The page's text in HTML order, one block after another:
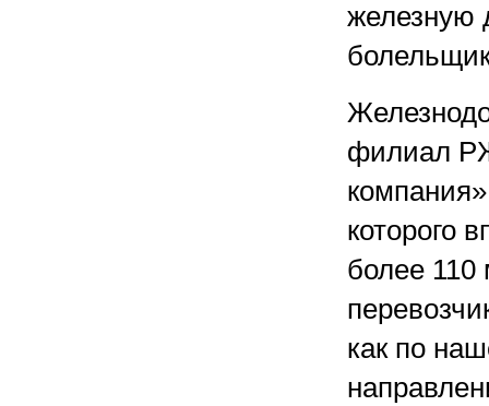
железную
филиал
которого
более 110
как по